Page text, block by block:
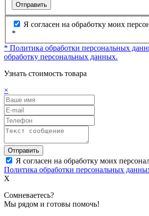
Отправить
Я согласен на обработку моих
*
* Политика обработки персональных
обработку персональных данных.
Узнать стоимость товара
×
Отправить
Я согласен на обработку моих
Политика обработки персональных
X
Сомневаетесь?
Мы рядом и готовы помочь!